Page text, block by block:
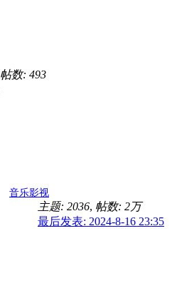
帖数: 493
音乐影视
主题: 2036, 帖数: 2万
最后发表: 2024-8-16 23:35